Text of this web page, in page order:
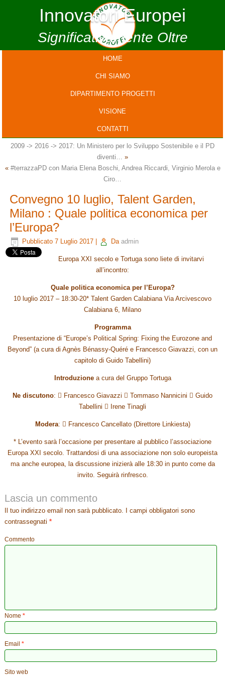
Innovatori Europei
Significativamente Oltre
HOME
CHI SIAMO
DIPARTIMENTO PROGETTI
VISIONE
CONTATTI
2009 -> 2016 -> 2017: Un Ministero per lo Sviluppo Sostenibile e il PD
diventi… »
« #terrazzaPD con Maria Elena Boschi, Andrea Riccardi, Virginio Merola e
Ciro…
Convegno 10 luglio, Talent Garden,
Milano : Quale politica economica per
l’Europa?
Pubblicato 7 Luglio 2017 Da admin
Europa XXI secolo e Tortuga sono liete di invitarvi
all’incontro:
Quale politica economica per l’Europa?
10 luglio 2017 – 18:30-20* Talent Garden Calabiana Via Arcivescovo
Calabiana 6, Milano
Programma
Presentazione di “Europe’s Political Spring: Fixing the Eurozone and
Beyond” (a cura di Agnès Bénassy-Quéré e Francesco Giavazzi, con un
capitolo di Guido Tabellini)
Introduzionea cura del Gruppo Tortuga
Ne discutono:  Francesco Giavazzi  Tommaso Nannicini  Guido
Tabellini  Irene Tinagli
Modera:  Francesco Cancellato (Direttore Linkiesta)
* L’evento sarà l’occasione per presentare al pubblico l’associazione
Europa XXI secolo. Trattandosi di una associazione non solo europeista
ma anche europea, la discussione inizierà alle 18:30 in punto come da
invito. Seguirà rinfresco.
Lascia un commento
Il tuo indirizzo email non sarà pubblicato. I campi obbligatori sono
contrassegnati*
Commento
Nome*
Email*
Sito web